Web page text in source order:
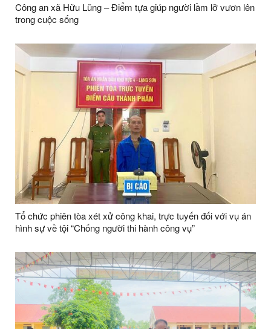
Công an xã Hữu Lũng – Điểm tựa giúp người lầm lỡ vươn lên
trong cuộc sống
Tổ chức phiên tòa xét xử công khai, trực tuyến đối với vụ án
hình sự về tội “Chống người thi hành công vụ”